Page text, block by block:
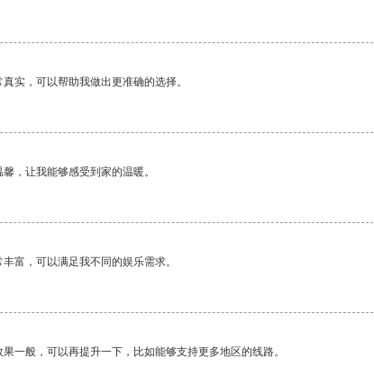
实，可以帮助我做出更准确的选择。
，让我能够感受到家的温暖。
富，可以满足我不同的娱乐需求。
一般，可以再提升一下，比如能够支持更多地区的线路。